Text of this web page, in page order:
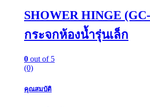
SHOWER HINGE
กระจกห้องน้ำรุ่นเล็ก
0 out of 5
(0)
คุณสมบัติ